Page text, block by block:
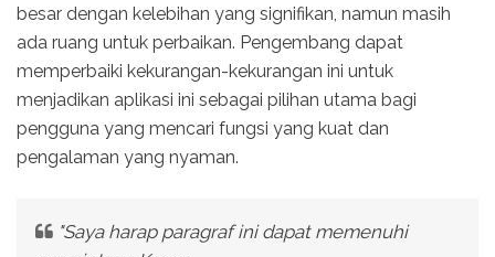
besar dengan kelebihan yang signifikan, namun masih
ada ruang untuk perbaikan. Pengembang dapat
memperbaiki kekurangan-kekurangan ini untuk
menjadikan aplikasi ini sebagai pilihan utama bagi
pengguna yang mencari fungsi yang kuat dan
pengalaman yang nyaman.
"Saya harap paragraf ini dapat memenuhi